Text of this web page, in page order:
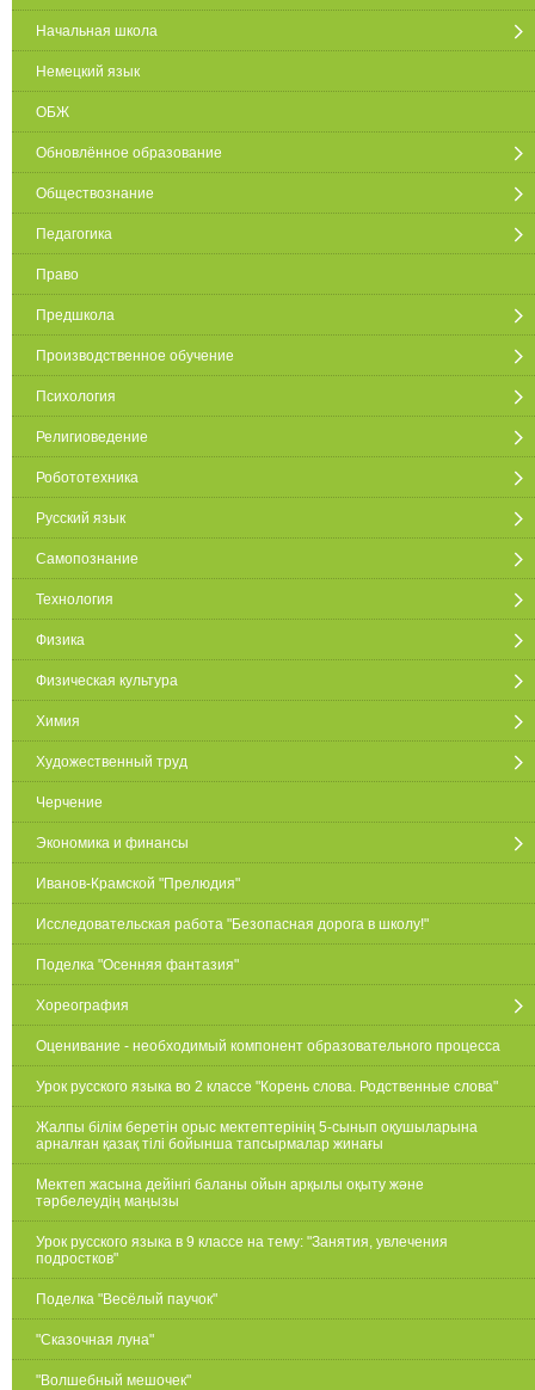
Начальная школа
Немецкий язык
ОБЖ
Обновлённое образование
Обществознание
Педагогика
Право
Предшкола
Производственное обучение
Психология
Религиоведение
Робототехника
Русский язык
Самопознание
Технология
Физика
Физическая культура
Химия
Художественный труд
Черчение
Экономика и финансы
Иванов-Крамской "Прелюдия"
Исследовательская работа "Безопасная дорога в школу!"
Поделка "Осенняя фантазия"
Хореография
Оценивание - необходимый компонент образовательного процесса
Урок русского языка во 2 классе "Корень слова. Родственные слова"
Жалпы білім беретін орыс мектептерінің 5-сынып оқушыларына
арналған қазақ тілі бойынша тапсырмалар жинағы
Мектеп жасына дейінгі баланы ойын арқылы оқыту және
тәрбелеудің маңызы
Урок русского языка в 9 классе на тему: "Занятия, увлечения
подростков"
Поделка "Весёлый паучок"
"Сказочная луна"
"Волшебный мешочек"